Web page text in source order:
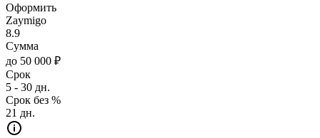
Оформить
Zaymigo
8.9
Сумма
до 50 000 ₽
Срок
5 - 30 дн.
Срок без %
21 дн.